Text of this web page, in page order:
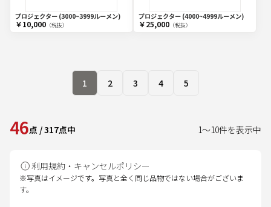
プロジェクター (3000~3999ルーメン)
￥10,000（税抜）
プロジェクター (4000~4999ルーメン)
￥25,000（税抜）
1 2 3 4 5
46点 /317点中 1～10件を表示中
利用規約・キャンセルポリシー
※写真はイメージです。写真と全く同じ品物ではない場合がございま
す。